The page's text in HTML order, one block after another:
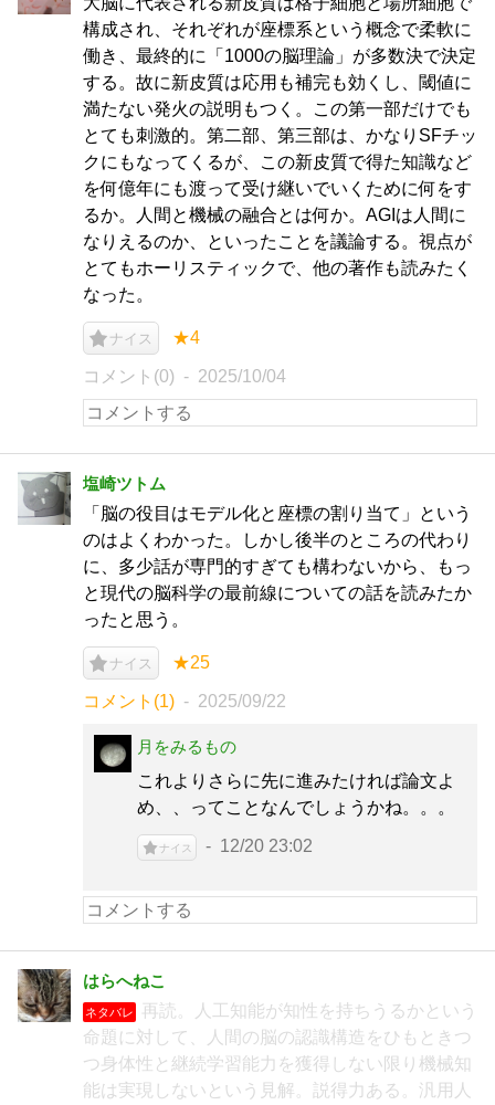
構成され、それぞれが座標系という概念で柔軟に
働き、最終的に「1000の脳理論」が多数決で決定
する。故に新皮質は応用も補完も効くし、閾値に
満たない発火の説明もつく。この第一部だけでも
とても刺激的。第二部、第三部は、かなりSFチッ
クにもなってくるが、この新皮質で得た知識など
を何億年にも渡って受け継いでいくために何をす
るか。人間と機械の融合とは何か。AGIは人間に
なりえるのか、といったことを議論する。視点が
とてもホーリスティックで、他の著作も読みたく
なった。
ナイス ★4
コメント(0) 2025/10/04
塩崎ツトム
「脳の役目はモデル化と座標の割り当て」という
のはよくわかった。しかし後半のところの代わり
に、多少話が専門的すぎても構わないから、もっ
と現代の脳科学の最前線についての話を読みたか
ったと思う。
ナイス ★25
コメント(1) 2025/09/22
月をみるもの
これよりさらに先に進みたければ論文よ
め、、ってことなんでしょうかね。。。
ナイス 12/20 23:02
はらへねこ
ネタバレ
再読。人工知能が知性を持ちうるかという
命題に対して、人間の脳の認識構造をひもときつ
つ身体性と継続学習能力を獲得しない限り機械知
能は実現しないという見解。説得力ある。汎用人